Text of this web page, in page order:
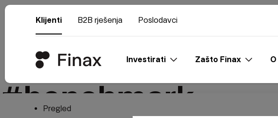
Klijenti B2B rješenja Poslodavci
Investirati Zašto Finax
#benchmark
Pregled